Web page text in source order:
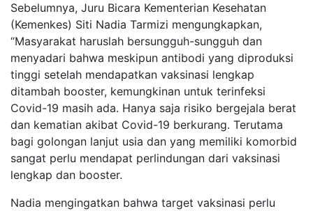
Sebelumnya, Juru Bicara Kementerian Kesehatan
(Kemenkes) Siti Nadia Tarmizi mengungkapkan,
“Masyarakat haruslah bersungguh-sungguh dan
menyadari bahwa meskipun antibodi yang diproduksi
tinggi setelah mendapatkan vaksinasi lengkap
ditambah booster, kemungkinan untuk terinfeksi
Covid-19 masih ada. Hanya saja risiko bergejala berat
dan kematian akibat Covid-19 berkurang. Terutama
bagi golongan lanjut usia dan yang memiliki komorbid
sangat perlu mendapat perlindungan dari vaksinasi
lengkap dan booster.
Nadia mengingatkan bahwa target vaksinasi perlu